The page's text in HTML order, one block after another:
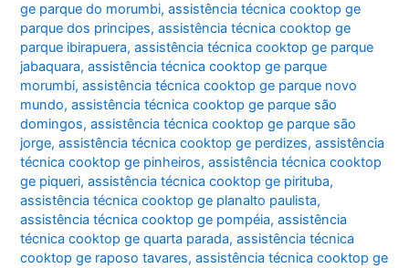
ge parque do morumbi,assistência técnica cooktop ge
parque dos principes,assistência técnica cooktop ge
parque ibirapuera,assistência técnica cooktop ge parque
jabaquara,assistência técnica cooktop ge parque
morumbi,assistência técnica cooktop ge parque novo
mundo,assistência técnica cooktop ge parque são
domingos,assistência técnica cooktop ge parque são
jorge,assistência técnica cooktop ge perdizes,assistência
técnica cooktop ge pinheiros,assistência técnica cooktop
ge piqueri,assistência técnica cooktop ge pirituba,
assistência técnica cooktop ge planalto paulista,
assistência técnica cooktop ge pompéia,assistência
técnica cooktop ge quarta parada,assistência técnica
cooktop ge raposo tavares,assistência técnica cooktop ge